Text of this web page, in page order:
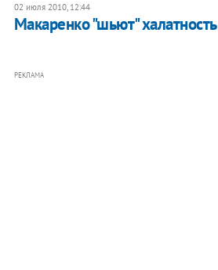
02 июля 2010, 12:44
Макаренко "шьют" халатность
РЕКЛАМА